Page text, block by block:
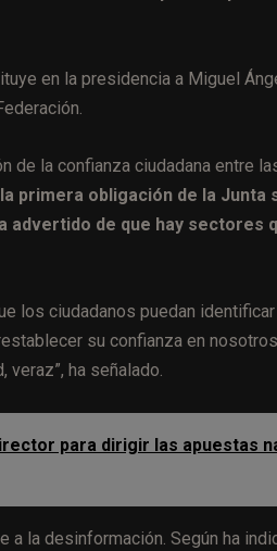
en la presidencia a Miguel
de la confianza ciudadana entre
la primera obligación de la Junta
advertido de que hay sectores
los ciudadanos puedan
su confianza en
ha señalado.
para dirigir las apuestas
la desinformación. Según ha